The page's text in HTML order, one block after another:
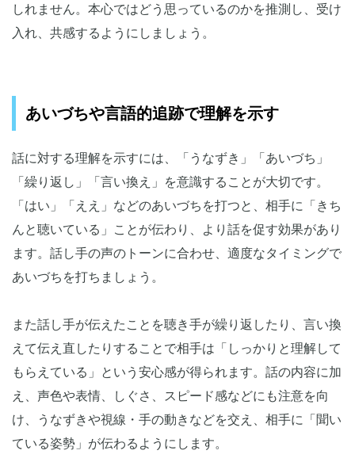
しれません。本心ではどう思っているのかを推測し、受け
入れ、共感するようにしましょう。
あいづちや言語的追跡で理解を示す
話に対する理解を示すには、「うなずき」「あいづち」
「繰り返し」「言い換え」を意識することが大切です。
「はい」「ええ」などのあいづちを打つと、相手に「きち
んと聴いている」ことが伝わり、より話を促す効果があり
ます。話し手の声のトーンに合わせ、適度なタイミングで
あいづちを打ちましょう。
また話し手が伝えたことを聴き手が繰り返したり、言い換
えて伝え直したりすることで相手は「しっかりと理解して
もらえている」という安心感が得られます。話の内容に加
え、声色や表情、しぐさ、スピード感などにも注意を向
け、うなずきや視線・手の動きなどを交え、相手に「聞い
ている姿勢」が伝わるようにします。